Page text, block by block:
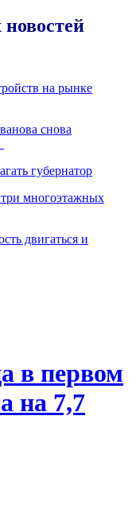
на рынке
снова
губернатор
многоэтажных
двигаться и
в первом
на 7,7